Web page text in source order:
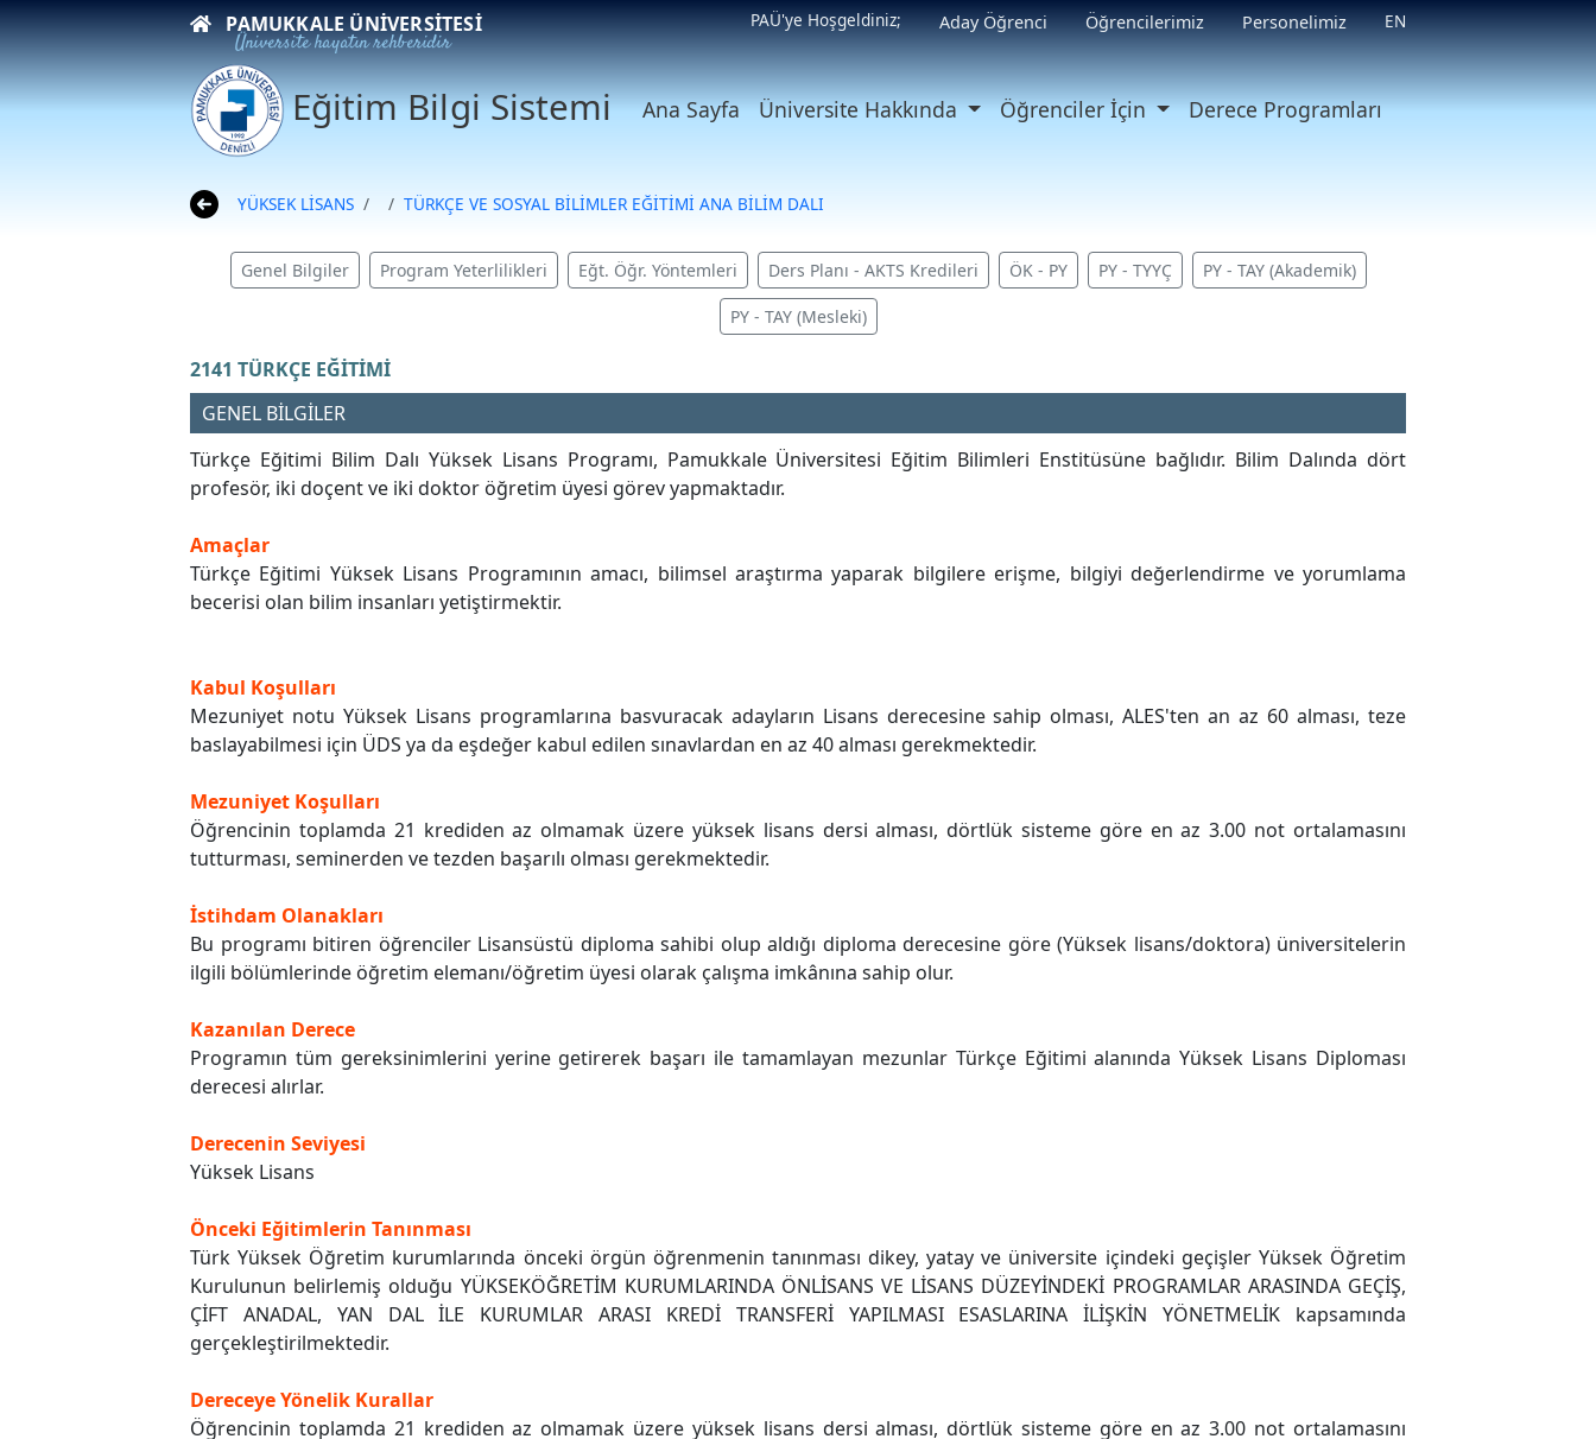
PAMUKKALE ÜNIVERSITESI
Üniversite hayatın rehberidir
PAÜ'ye Hoşgeldiniz; Aday Öğrenci Öğrencilerimiz Personelimiz EN
Eğitim Bilgi Sistemi Ana Sayfa Üniversite Hakkında Öğrenciler İçin Derece Programları
YÜKSEK LİSANS TÜRKÇE VE SOSYAL BİLİMLER EĞİTİMİ ANA BİLİM DALI
Genel Bilgiler Program Yeterlilikleri Eğt. Öğr. Yöntemleri Ders Planı - AKTS Kredileri ÖK - PY PY - TYYÇ PY - TAY (Akademik)
PY - TAY (Mesleki)
2141 TÜRKÇE EĞİTİMİ
GENEL BİLGİLER
Türkçe Eğitimi Bilim Dalı Yüksek Lisans Programı, Pamukkale Üniversitesi Eğitim Bilimleri Enstitüsüne bağlıdır. Bilim Dalında dört
profesör, iki doçent ve iki doktor öğretim üyesi görev yapmaktadır.
Amaçlar
Türkçe Eğitimi Yüksek Lisans Programının amacı, bilimsel araştırma yaparak bilgilere erişme, bilgiyi değerlendirme ve yorumlama
becerisi olan bilim insanları yetiştirmektir.
Kabul Koşulları
Mezuniyet notu Yüksek Lisans programlarına basvuracak adayların Lisans derecesine sahip olması, ALES'ten an az 60 alması, teze
baslayabilmesi için ÜDS ya da eşdeğer kabul edilen sınavlardan en az 40 alması gerekmektedir.
Mezuniyet Koşulları
Öğrencinin toplamda 21 krediden az olmamak üzere yüksek lisans dersi alması, dörtlük sisteme göre en az 3.00 not ortalamasını
tutturması, seminerden ve tezden başarılı olması gerekmektedir.
İstihdam Olanakları
Bu programı bitiren öğrenciler Lisansüstü diploma sahibi olup aldığı diploma derecesine göre (Yüksek lisans/doktora) üniversitelerin
ilgili bölümlerinde öğretim elemanı/öğretim üyesi olarak çalışma imkânına sahip olur.
Kazanılan Derece
Programın tüm gereksinimlerini yerine getirerek başarı ile tamamlayan mezunlar Türkçe Eğitimi alanında Yüksek Lisans Diploması
derecesi alırlar.
Derecenin Seviyesi
Yüksek Lisans
Önceki Eğitimlerin Tanınması
Türk Yüksek Öğretim kurumlarında önceki örgün öğrenmenin tanınması dikey, yatay ve üniversite içindeki geçişler Yüksek Öğretim
Kurulunun belirlemiş olduğu YÜKSEKÖĞRETİM KURUMLARINDA ÖNLİSANS VE LİSANS DÜZEYİNDEKİ PROGRAMLAR ARASINDA GEÇİŞ,
ÇİFT ANADAL, YAN DAL İLE KURUMLAR ARASI KREDİ TRANSFERİ YAPILMASI ESASLARINA İLİŞKİN YÖNETMELİK kapsamında
gerçekleştirilmektedir.
Dereceye Yönelik Kurallar
Öğrencinin toplamda 21 krediden az olmamak üzere yüksek lisans dersi alması, dörtlük sisteme göre en az 3.00 not ortalamasını